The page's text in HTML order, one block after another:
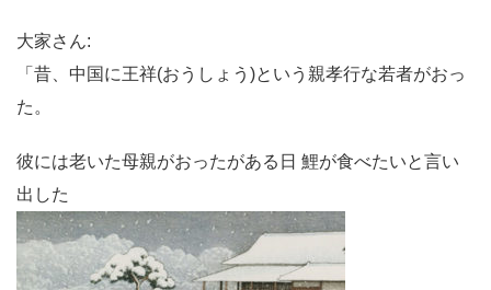
大家さん:
「昔、中国に王祥(おうしょう)という親孝行な若者がおっ
た。
彼には老いた母親がおったがある日 鯉が食べたいと言い
出した